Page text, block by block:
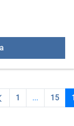
Charla: Toponimia
Página
1 ...Páginas
15